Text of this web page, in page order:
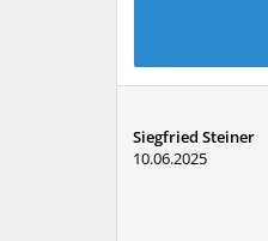
Siegfried Steiner
10.06.2025